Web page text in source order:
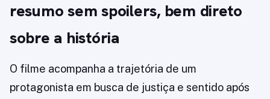
resumo sem spoilers, bem direto
sobre a história
O filme acompanha a trajetória de um
protagonista em busca de justiça e sentido após